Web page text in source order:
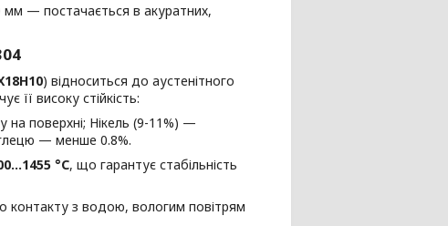
— постачається в акуратних,
) відноситься до аустенітного
її високу стійкість:
поверхні; Нікель (9-11%) —
— менше 0.8%.
°C, що гарантує стабільність
контакту з водою, вологим повітрям